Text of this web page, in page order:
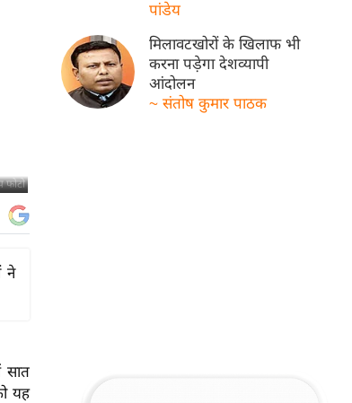
फोटो
ने
सात
यह
पांडेय
मिलावटखोरों के खिलाफ भी
करना पड़ेगा देशव्यापी
आंदोलन
~ संतोष कुमार पाठक